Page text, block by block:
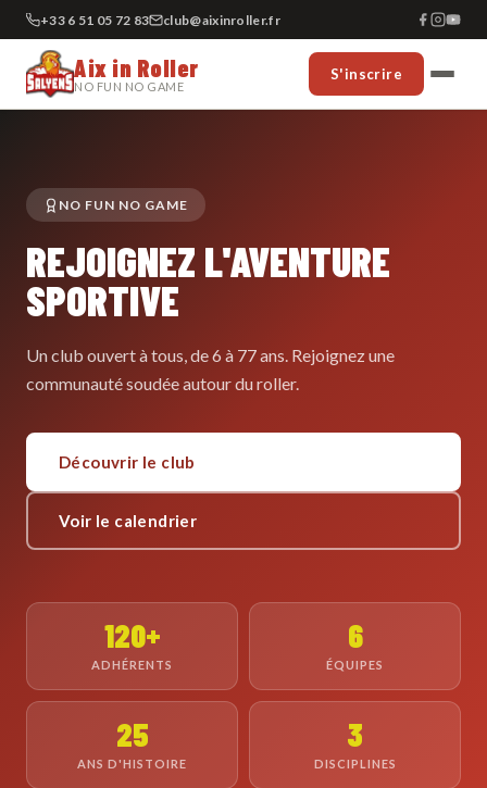
+33 6 51 05 72 83 club@aixinroller.fr
Aix in Roller
NO FUN NO GAME
S'inscrire
NO FUN NO GAME
REJOIGNEZ L'AVENTURE
SPORTIVE
Un club ouvert à tous, de 6 à 77 ans. Rejoignez une
communauté soudée autour du roller.
Découvrir le club
Voir le calendrier
120+
ADHÉRENTS
6
ÉQUIPES
25
ANS D'HISTOIRE
3
DISCIPLINES